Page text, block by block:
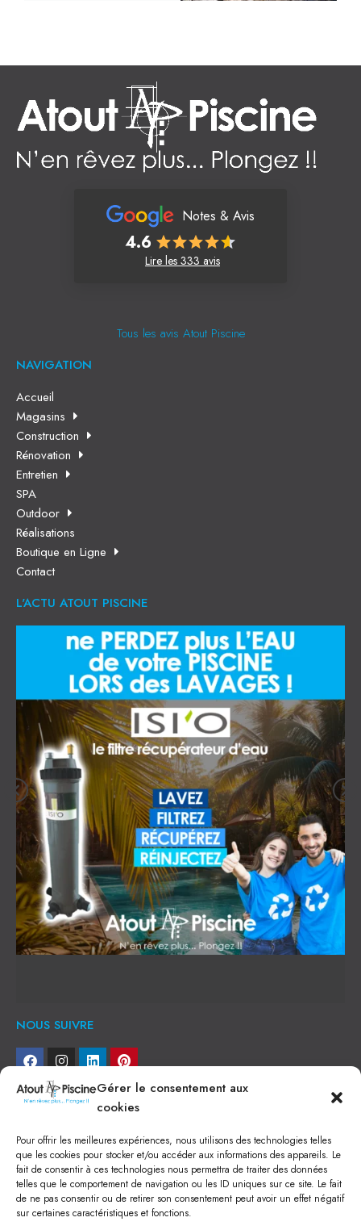
Gérer le consentement aux
cookies
Pour offrir les meilleures expériences, nous utilisons des technologies telles
que les cookies pour stocker et/ou accéder aux informations des appareils. Le
fait de consentir à ces technologies nous permettra de traiter des données
telles que le comportement de navigation ou les ID uniques sur ce site. Le fait
de ne pas consentir ou de retirer son consentement peut avoir un effet négatif
sur certaines caractéristiques et fonctions.
Notes & Avis
4.6
Lire les 333 avis
Tous les avis Atout Piscine
NAVIGATION
Accueil
Magasins
Construction
Rénovation
Entretien
SPA
Outdoor
Réalisations
Boutique en Ligne
Contact
L'ACTU ATOUT PISCINE
NOUS SUIVRE
NEWSLETTER
Je veux recevoir toute l'actu
NOS SERVICES
Construction de piscine béton à Narbonne
Piscine coque à Narbonne